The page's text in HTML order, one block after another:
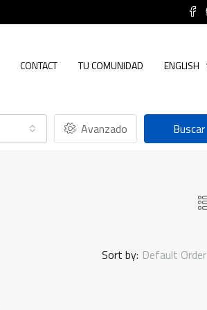
CONTACT TU COMUNIDAD ENGLISH
Avanzado Buscar
Sort by: Default Order